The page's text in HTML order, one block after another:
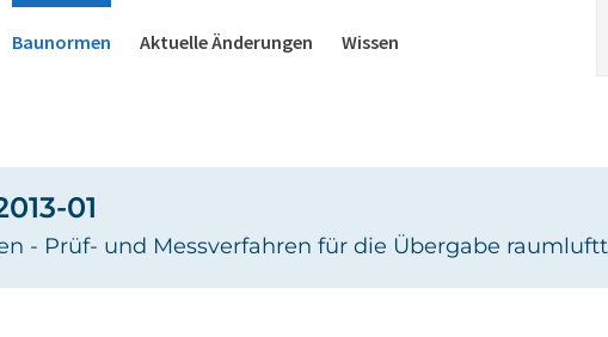
Baunormen Aktuelle Änderungen Wissen
01
- Prüf- und Messverfahren für die Übergabe